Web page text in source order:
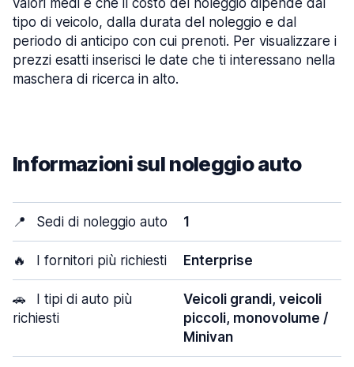
valori medi e che il costo del noleggio dipende dal
tipo di veicolo, dalla durata del noleggio e dal
periodo di anticipo con cui prenoti. Per visualizzare i
prezzi esatti inserisci le date che ti interessano nella
maschera di ricerca in alto.
Informazioni sul noleggio auto
📍 Sedi di noleggio auto 1
🔥 I fornitori più richiesti Enterprise
🚗
I tipi di auto più
richiesti
Veicoli grandi, veicoli
piccoli, monovolume /
Minivan